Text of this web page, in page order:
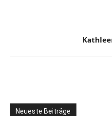
Neueste Beiträge